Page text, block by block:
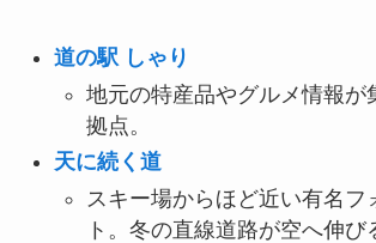
道の駅 しゃり
地元の特産品やグルメ情報が
拠点。
天に続く道
スキー場からほど近い有名フ
ト。冬の直線道路が空へ伸び